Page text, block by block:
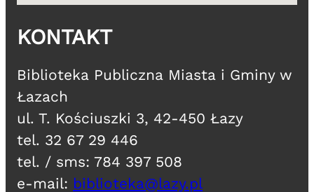
KONTAKT
​Biblioteka Publiczna Miasta i Gminy w
Łazach
ul. T. Kościuszki 3, 42-450 Łazy
tel. 32 67 29 446
tel. / sms: 784 397 508
e-mail: biblioteka@lazy.pl